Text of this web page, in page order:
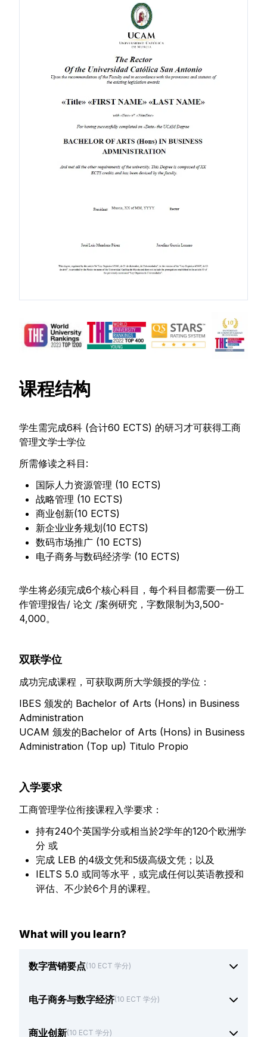
课程结构
学生需完成6科 (合计60 ECTS) 的研习才可获得工商
管理文学士学位
所需修读之科目:
国际人力资源管理 (10 ECTS)
战略管理 (10 ECTS)
商业创新(10 ECTS)
新企业业务规划(10 ECTS)
数码市场推广 (10 ECTS)
电子商务与数码经济学 (10 ECTS)
学生将必须完成6个核心科目，每个科目都需要一份工
作管理报告/ 论文 /案例研究，字数限制为3,500-
4,000。
双联学位
成功完成课程，可获取两所大学颁授的学位：
IBES 颁发的 Bachelor of Arts (Hons) in Business
Administration
UCAM 颁发的Bachelor of Arts (Hons) in Business
Administration (Top up) Titulo Propio
入学要求
工商管理学位衔接课程入学要求：
持有240个英国学分或相当於2学年的120个欧洲学
分 或
完成 LEB 的4级文凭和5级高级文凭；以及
IELTS 5.0 或同等水平，或完成任何以英语教授和
评估、不少於6个月的课程。
What will you learn?
数字营销要点(10 ECT 学分)
电子商务与数字经济(10 ECT 学分)
商业创新(10 ECT 学分)